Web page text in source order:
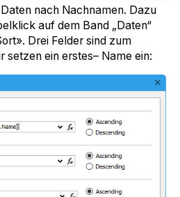
nach Nachnamen. Dazu
auf dem Band „Daten“
Drei Felder sind zum
setzen ein erstes– Name ein: